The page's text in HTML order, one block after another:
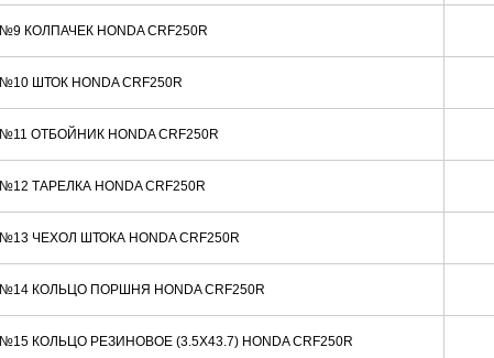
№9 КОЛПАЧЕК HONDA CRF250R
№10 ШТОК HONDA CRF250R
№11 ОТБОЙНИК HONDA CRF250R
№12 ТАРЕЛКА HONDA CRF250R
№13 ЧЕХОЛ ШТОКА HONDA CRF250R
№14 КОЛЬЦО ПОРШНЯ HONDA CRF250R
№15 КОЛЬЦО РЕЗИНОВОЕ (3.5X43.7) HONDA CRF250R